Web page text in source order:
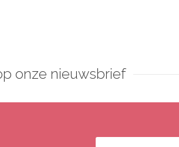
onze nieuwsbrief